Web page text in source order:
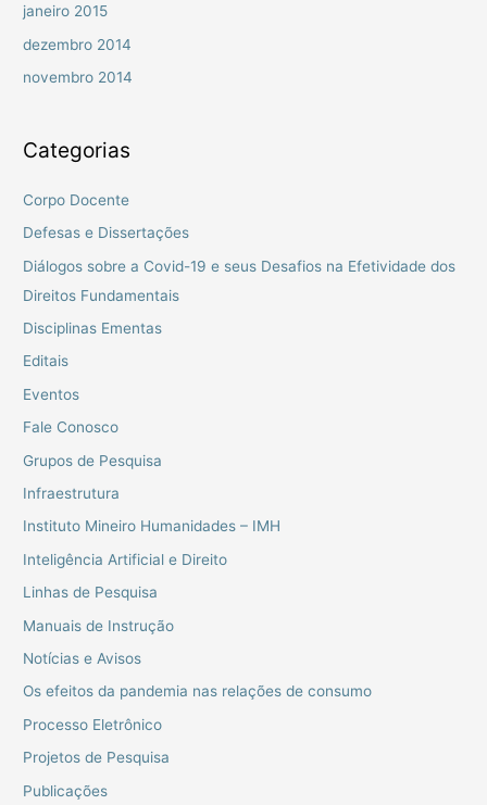
janeiro 2015
dezembro 2014
novembro 2014
Categorias
Corpo Docente
Defesas e Dissertações
Diálogos sobre a Covid-19 e seus Desafios na Efetividade dos
Direitos Fundamentais
Disciplinas Ementas
Editais
Eventos
Fale Conosco
Grupos de Pesquisa
Infraestrutura
Instituto Mineiro Humanidades – IMH
Inteligência Artificial e Direito
Linhas de Pesquisa
Manuais de Instrução
Notícias e Avisos
Os efeitos da pandemia nas relações de consumo
Processo Eletrônico
Projetos de Pesquisa
Publicações